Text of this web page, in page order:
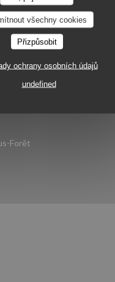
všechny cookies
Přizpůsobit
ochrany osobních údajů
undefined
Forêt